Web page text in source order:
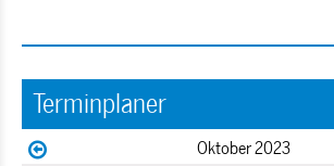
Terminplaner
Oktober 2023